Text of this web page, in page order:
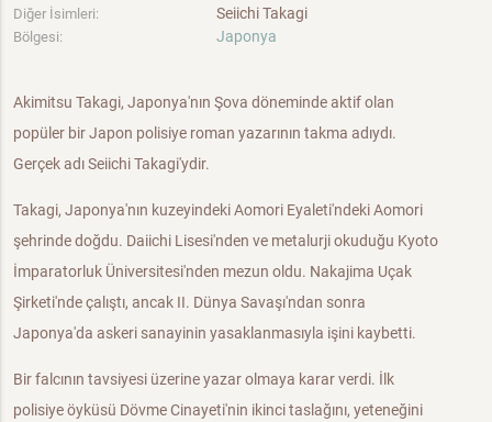
Diğer İsimleri: Seiichi Takagi
Bölgesi: Japonya
Akimitsu Takagi, Japonya'nın Şova döneminde aktif olan
popüler bir Japon polisiye roman yazarının takma adıydı.
Gerçek adı Seiichi Takagi'ydir.
Takagi, Japonya'nın kuzeyindeki Aomori Eyaleti'ndeki Aomori
şehrinde doğdu. Daiichi Lisesi'nden ve metalurji okuduğu Kyoto
İmparatorluk Üniversitesi'nden mezun oldu. Nakajima Uçak
Şirketi'nde çalıştı, ancak II. Dünya Savaşı'ndan sonra
Japonya'da askeri sanayinin yasaklanmasıyla işini kaybetti.
Bir falcının tavsiyesi üzerine yazar olmaya karar verdi. İlk
polisiye öyküsü Dövme Cinayeti'nin ikinci taslağını, yeteneğini